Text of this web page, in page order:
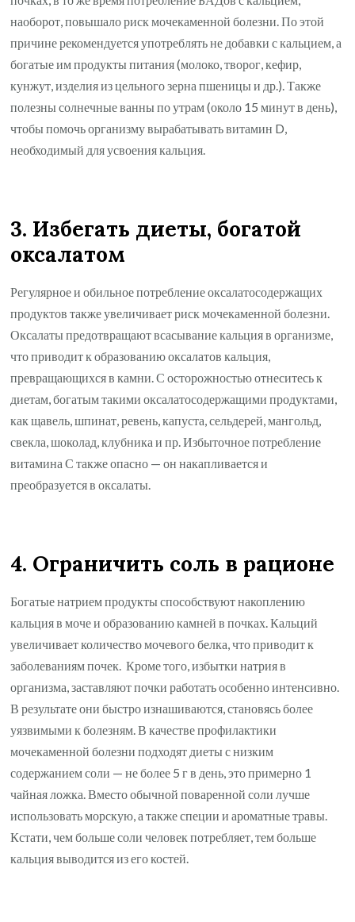
наоборот, повышало риск мочекаменной болезни. По этой
причине рекомендуется употреблять не добавки с кальцием, а
богатые им продукты питания (молоко, творог, кефир,
кунжут, изделия из цельного зерна пшеницы и др.). Также
полезны солнечные ванны по утрам (около 15 минут в день),
чтобы помочь организму вырабатывать витамин D,
необходимый для усвоения кальция.
3. Избегать диеты, богатой
оксалатом
Регулярное и обильное потребление оксалатосодержащих
продуктов также увеличивает риск мочекаменной болезни.
Оксалаты предотвращают всасывание кальция в организме,
что приводит к образованию оксалатов кальция,
превращающихся в камни. С осторожностью отнеситесь к
диетам, богатым такими оксалатосодержащими продуктами,
как щавель, шпинат, ревень, капуста, сельдерей, мангольд,
свекла, шоколад, клубника и пр. Избыточное потребление
витамина С также опасно — он накапливается и
преобразуется в оксалаты.
4. Ограничить соль в рационе
Богатые натрием продукты способствуют накоплению
кальция в моче и образованию камней в почках. Кальций
увеличивает количество мочевого белка, что приводит к
заболеваниям почек. Кроме того, избытки натрия в
организма, заставляют почки работать особенно интенсивно.
В результате они быстро изнашиваются, становясь более
уязвимыми к болезням. В качестве профилактики
мочекаменной болезни подходят диеты с низким
содержанием соли — не более 5 г в день, это примерно 1
чайная ложка. Вместо обычной поваренной соли лучше
использовать морскую, а также специи и ароматные травы.
Кстати, чем больше соли человек потребляет, тем больше
кальция выводится из его костей.